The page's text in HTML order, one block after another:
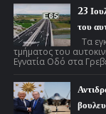
23
του
Τα
τμήματος του
Εγνατία Οδό στα